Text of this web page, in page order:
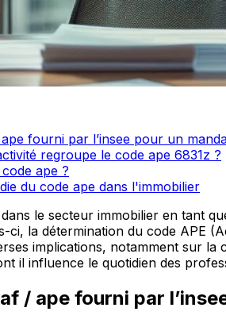
fourni par l’insee pour un
regroupe le code ape 6831z ?
ape ?
du code ape dans l'immobilier
le secteur immobilier en tant
ci, la détermination du code APE
implications, notamment sur
il influence le quotidien des
/ ape fourni par